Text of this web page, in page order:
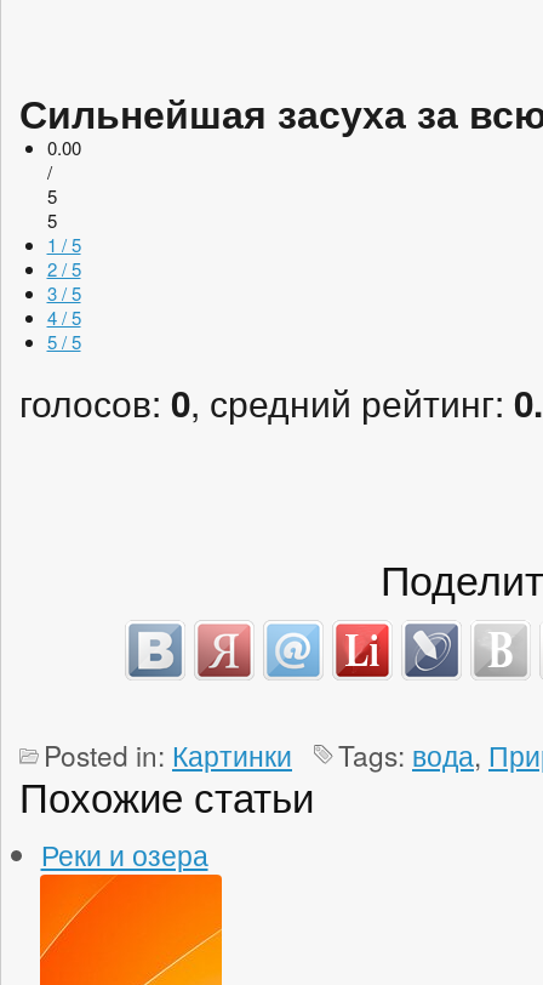
Сильнейшая засуха за
0.00
/
5
5
1 / 5
2 / 5
3 / 5
4 / 5
5 / 5
голосов: 0, средний рейтинг:
Posted in: Картинки Tags: вода,
Похожие статьи
Реки и озера